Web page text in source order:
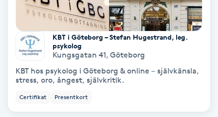
PRP (Platelet Rich Plasma)
PRX-T33
Psoriasis
KBT i Göteborg – Stefan Hugestrand, leg.
psykolog
Kungsgatan 41, Göteborg
KBT hos psykolog i Göteborg & online – självkänsla,
stress, oro, ångest, självkritik.
Certifikat Presentkort